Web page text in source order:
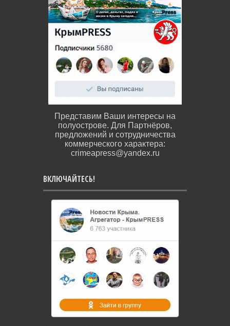
Представим Ваши интересы на
полуострове. Для Партнёров,
предложений и сотрудничества
коммерческого характера:
crimeapress@yandex.ru
ВКЛЮЧАЙТЕСЬ!